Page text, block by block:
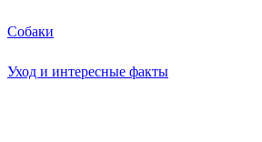
Собаки
Уход и интересные факты